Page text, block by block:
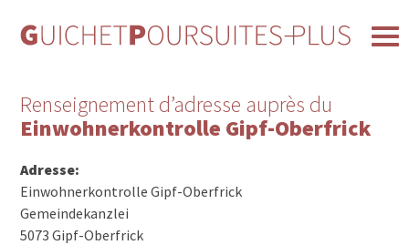
Renseignement d’adresse auprès du
Einwohnerkontrolle Gipf-Oberfrick
Adresse:
Einwohnerkontrolle Gipf-Oberfrick
Gemeindekanzlei
5073 Gipf-Oberfrick